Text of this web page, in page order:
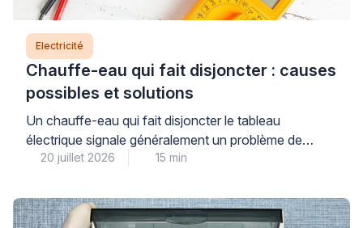
Electricité
Chauffe-eau qui fait disjoncter : causes
possibles et solutions
Un chauffe-eau qui fait disjoncter le tableau
électrique signale généralement un problème de
sécurité qu’il ne faut jamais ignorer : résistance
dans le circuit électrique. Cette panne, bien que
fréquente, nécessite un diagnostic précis pour
20 juillet 2026 15 min